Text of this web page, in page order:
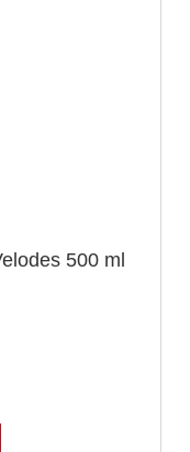
500 ml